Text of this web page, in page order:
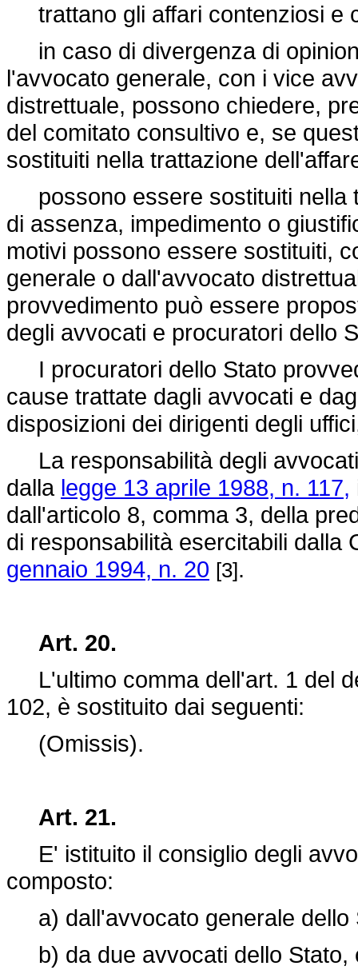
trattano gli affari contenziosi e
in caso di divergenza di
l'avvocato generale, con i vice
distrettuale, possono chiedere,
del comitato consultivo e, se
sostituiti nella trattazione
possono essere sostituiti nella
di assenza, impedimento o
motivi possono essere sostituiti,
generale o dall'avvocato
provvedimento può essere
degli avvocati e procuratori dello
I procuratori dello Stato
cause trattate dagli avvocati e
disposizioni dei dirigenti degli
La responsabilità degli
dalla legge 13 aprile 1988, n. 117,
dall'articolo 8, comma 3, della
di responsabilità esercitabili dalla
gennaio 1994, n. 20 [3].
Art. 20.
L'ultimo comma dell'art. 1 del
102, è sostituito dai seguenti:
(Omissis).
Art. 21.
E' istituito il consiglio degli
composto:
a) dall'avvocato generale dello
b) da due avvocati dello Stato,